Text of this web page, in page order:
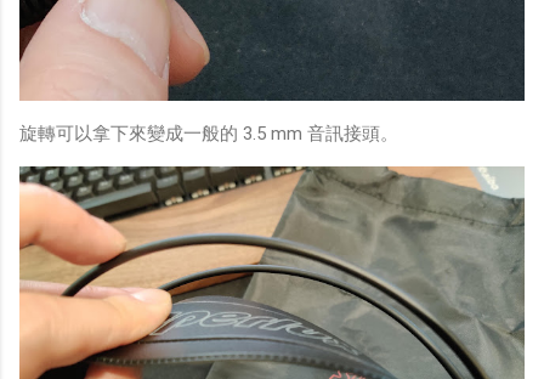
旋轉可以拿下來變成一般的 3.5 mm 音訊接頭。